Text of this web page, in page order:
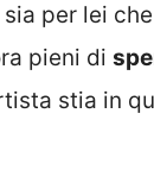
per lei
pieni di
stia in